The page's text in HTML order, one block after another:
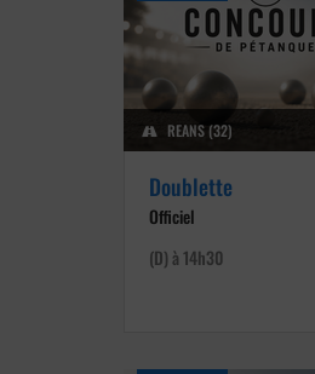
REANS (32)
Doublette
Officiel
(D) à 14h30